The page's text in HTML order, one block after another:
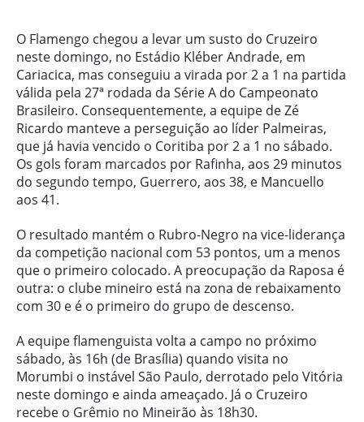
O Flamengo chegou a levar um susto do Cruzeiro
neste domingo, no Estádio Kléber Andrade, em
Cariacica, mas conseguiu a virada por 2 a 1 na partida
válida pela 27ª rodada da Série A do Campeonato
Brasileiro. Consequentemente, a equipe de Zé
Ricardo manteve a perseguição ao líder Palmeiras,
que já havia vencido o Coritiba por 2 a 1 no sábado.
Os gols foram marcados por Rafinha, aos 29 minutos
do segundo tempo, Guerrero, aos 38, e Mancuello
aos 41.
O resultado mantém o Rubro-Negro na vice-liderança
da competição nacional com 53 pontos, um a menos
que o primeiro colocado. A preocupação da Raposa é
outra: o clube mineiro está na zona de rebaixamento
com 30 e é o primeiro do grupo de descenso.
A equipe flamenguista volta a campo no próximo
sábado, às 16h (de Brasília) quando visita no
Morumbi o instável São Paulo, derrotado pelo Vitória
neste domingo e ainda ameaçado. Já o Cruzeiro
recebe o Grêmio no Mineirão às 18h30.